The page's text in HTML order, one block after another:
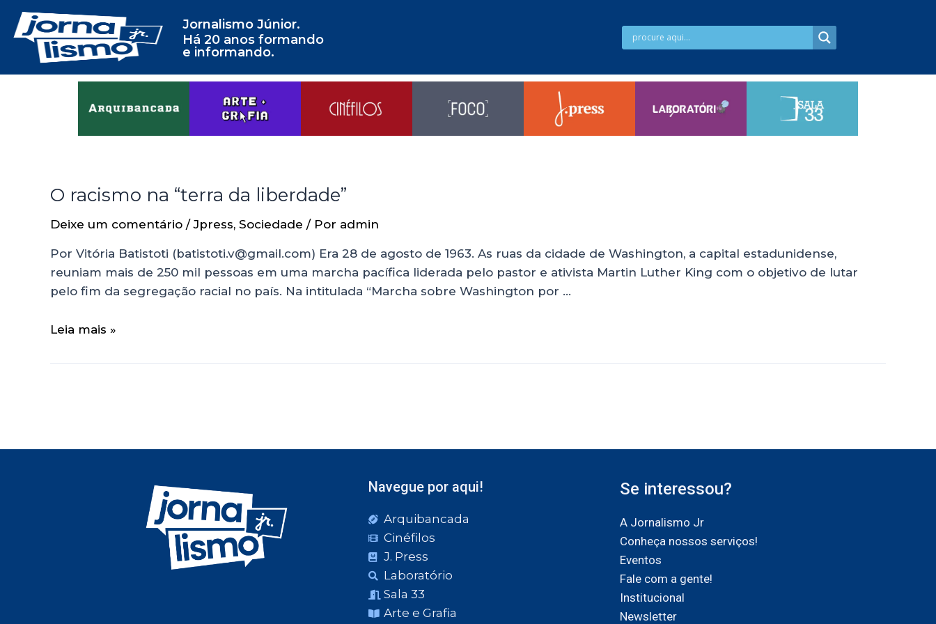
Jornalismo Júnior.
Há 20 anos formando
e informando.
O racismo na “terra da liberdade”
Deixe um comentário /Jpress, Sociedade / Por admin
Por Vitória Batistoti (batistoti.v@gmail.com) Era 28 de agosto de 1963. As ruas da cidade de Washington, a capital estadunidense,
reuniam mais de 250 mil pessoas em uma marcha pacífica liderada pelo pastor e ativista Martin Luther King com o objetivo de lutar
pelo fim da segregação racial no país. Na intitulada “Marcha sobre Washington por …
Leia mais »
Navegue por aqui!
Arquibancada
Cinéfilos
J. Press
Laboratório
Sala 33
Arte e Grafia
Se interessou?
A Jornalismo Jr
Conheça nossos serviços!
Eventos
Fale com a gente!
Institucional
Newsletter